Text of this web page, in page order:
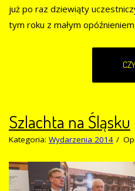
już po raz dziewiąty
tym roku z małym
Szlachta na Śląsku
Kategoria: Wydarzenia 2014